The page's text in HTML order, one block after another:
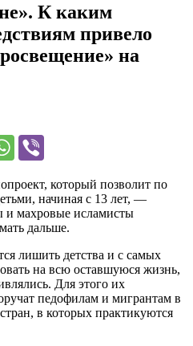
К каким
привело
на
который позволит по
начиная с 13 лет, —
и махровые исламисты
дальше.
лишить детства и с самых
на всю оставшуюся жизнь,
Для этого их
педофилам и мигрантам в
в которых практикуются